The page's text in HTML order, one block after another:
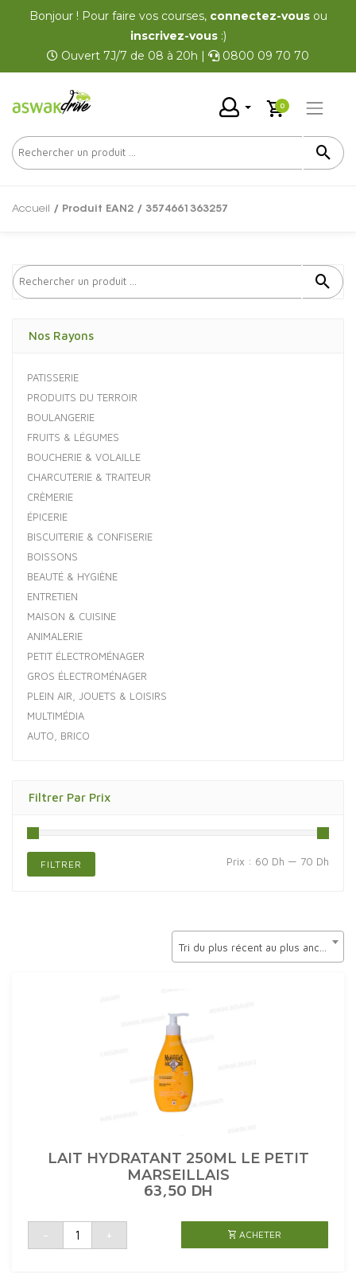
Bonjour ! Pour faire vos courses, connectez-vousou
inscrivez-vous:)
Ouvert 7J/7 de 08 à 20h |
0800 09 70 70
0
Accueil / Produit EAN2 / 3574661363257
Nos Rayons
PATISSERIE
PRODUITS DU TERROIR
BOULANGERIE
FRUITS & LÉGUMES
BOUCHERIE & VOLAILLE
CHARCUTERIE & TRAITEUR
CRÈMERIE
ÉPICERIE
BISCUITERIE & CONFISERIE
BOISSONS
BEAUTÉ & HYGIÈNE
ENTRETIEN
MAISON & CUISINE
ANIMALERIE
PETIT ÉLECTROMÉNAGER
GROS ÉLECTROMÉNAGER
PLEIN AIR, JOUETS & LOISIRS
MULTIMÉDIA
AUTO, BRICO
Filtrer Par Prix
FILTRER Prix : 60 Dh — 70 Dh
LAIT HYDRATANT 250ML LE PETIT
MARSEILLAIS
63,50 DH
-
quantité
LAIT
+ ACHETER